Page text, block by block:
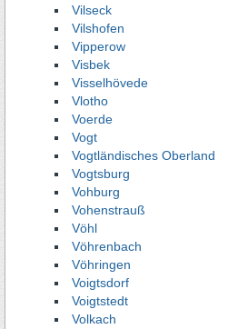
Vilseck
Vilshofen
Vipperow
Visbek
Visselhövede
Vlotho
Voerde
Vogt
Vogtländisches Oberland
Vogtsburg
Vohburg
Vohenstrauß
Vöhl
Vöhrenbach
Vöhringen
Voigtsdorf
Voigtstedt
Volkach